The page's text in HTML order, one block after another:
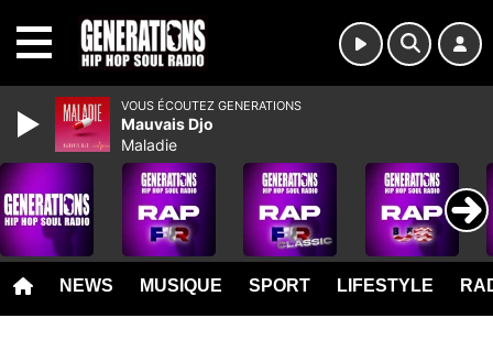
NEWS MUSIQUE SPORT LIFESTYLE
VOUS ÉCOUTEZ GENERATIONS
Mauvais Djo
Maladie